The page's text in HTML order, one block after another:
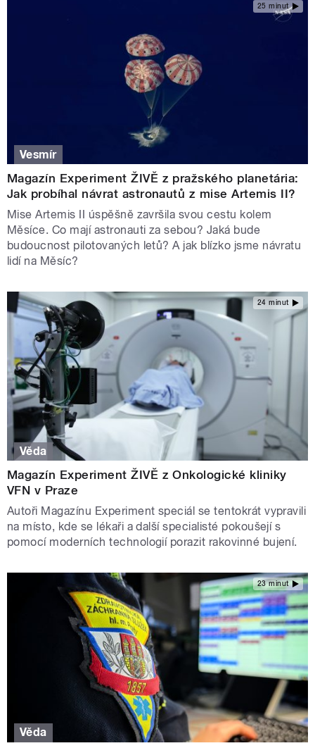
25 minut
Vesmír
Magazín Experiment ŽIVĚ z pražského planetária:
Jak probíhal návrat astronautů z mise Artemis II?
Mise Artemis II úspěšně završila svou cestu kolem
Měsíce. Co mají astronauti za sebou? Jaká bude
budoucnost pilotovaných letů? A jak blízko jsme návratu
lidí na Měsíc?
24 minut
Věda
Magazín Experiment ŽIVĚ z Onkologické kliniky
VFN v Praze
Autoři Magazínu Experiment speciál se tentokrát vypravili
na místo, kde se lékaři a další specialisté pokoušejí s
pomocí moderních technologií porazit rakovinné bujení.
23 minut
Věda